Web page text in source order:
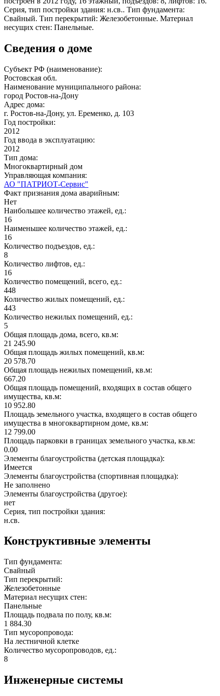
Серия, тип постройки здания: н.св.. Тип фундамента:
Свайный. Тип перекрытий: Железобетонные. Материал
несущих стен: Панельные.
Сведения о доме
Субъект РФ (наименование):
Ростовская обл.
Наименование муниципального района:
город Ростов-на-Дону
Адрес дома:
г. Ростов-на-Дону, ул. Еременко, д. 103
Год постройки:
2012
Год ввода в эксплуатацию:
2012
Тип дома:
Многоквартирный дом
Управляющая компания:
АО "ПАТРИОТ-Сервис"
Факт признания дома аварийным:
Нет
Наибольшее количество этажей, ед.:
16
Наименьшее количество этажей, ед.:
16
Количество подъездов, ед.:
8
Количество лифтов, ед.:
16
Количество помещений, всего, ед.:
448
Количество жилых помещений, ед.:
443
Количество нежилых помещений, ед.:
5
Общая площадь дома, всего, кв.м:
21 245.90
Общая площадь жилых помещений, кв.м:
20 578.70
Общая площадь нежилых помещений, кв.м:
667.20
Общая площадь помещений, входящих в состав общего
имущества, кв.м:
10 952.80
Площадь земельного участка, входящего в состав общего
имущества в многоквартирном доме, кв.м:
12 799.00
Площадь парковки в границах земельного участка, кв.м:
0.00
Элементы благоустройства (детская площадка):
Имеется
Элементы благоустройства (спортивная площадка):
Не заполнено
Элементы благоустройства (другое):
нет
Серия, тип постройки здания:
н.св.
Конструктивные элементы
Тип фундамента:
Свайный
Тип перекрытий:
Железобетонные
Материал несущих стен:
Панельные
Площадь подвала по полу, кв.м:
1 884.30
Тип мусоропровода:
На лестничной клетке
Количество мусоропроводов, ед.:
8
Инженерные системы